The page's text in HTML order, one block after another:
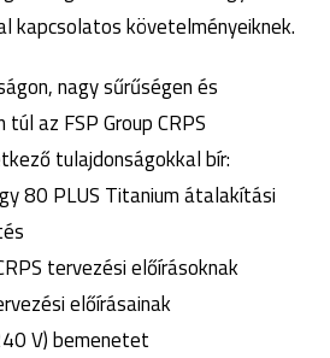
kapcsolatos követelményeiknek.
nagy sűrűségen és
az FSP Group CRPS
tulajdonságokkal bír:
80 PLUS Titanium átalakítási
tervezési előírásoknak
előírásainak
V) bemenetet